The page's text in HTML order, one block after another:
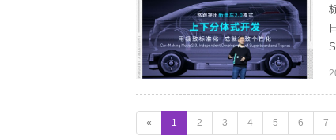
« 1 2 3 4 5 6 7